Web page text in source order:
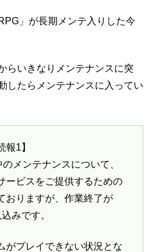
」が長期メンテ入りした今
らいきなりメンテナンスに突
したらメンテナンスに入ってい
報1】
メンテナンスについて、
ービスをご提供するための
おりますが、作業終了が
みです。
がプレイできない状況とな